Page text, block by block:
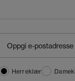
Herreklær